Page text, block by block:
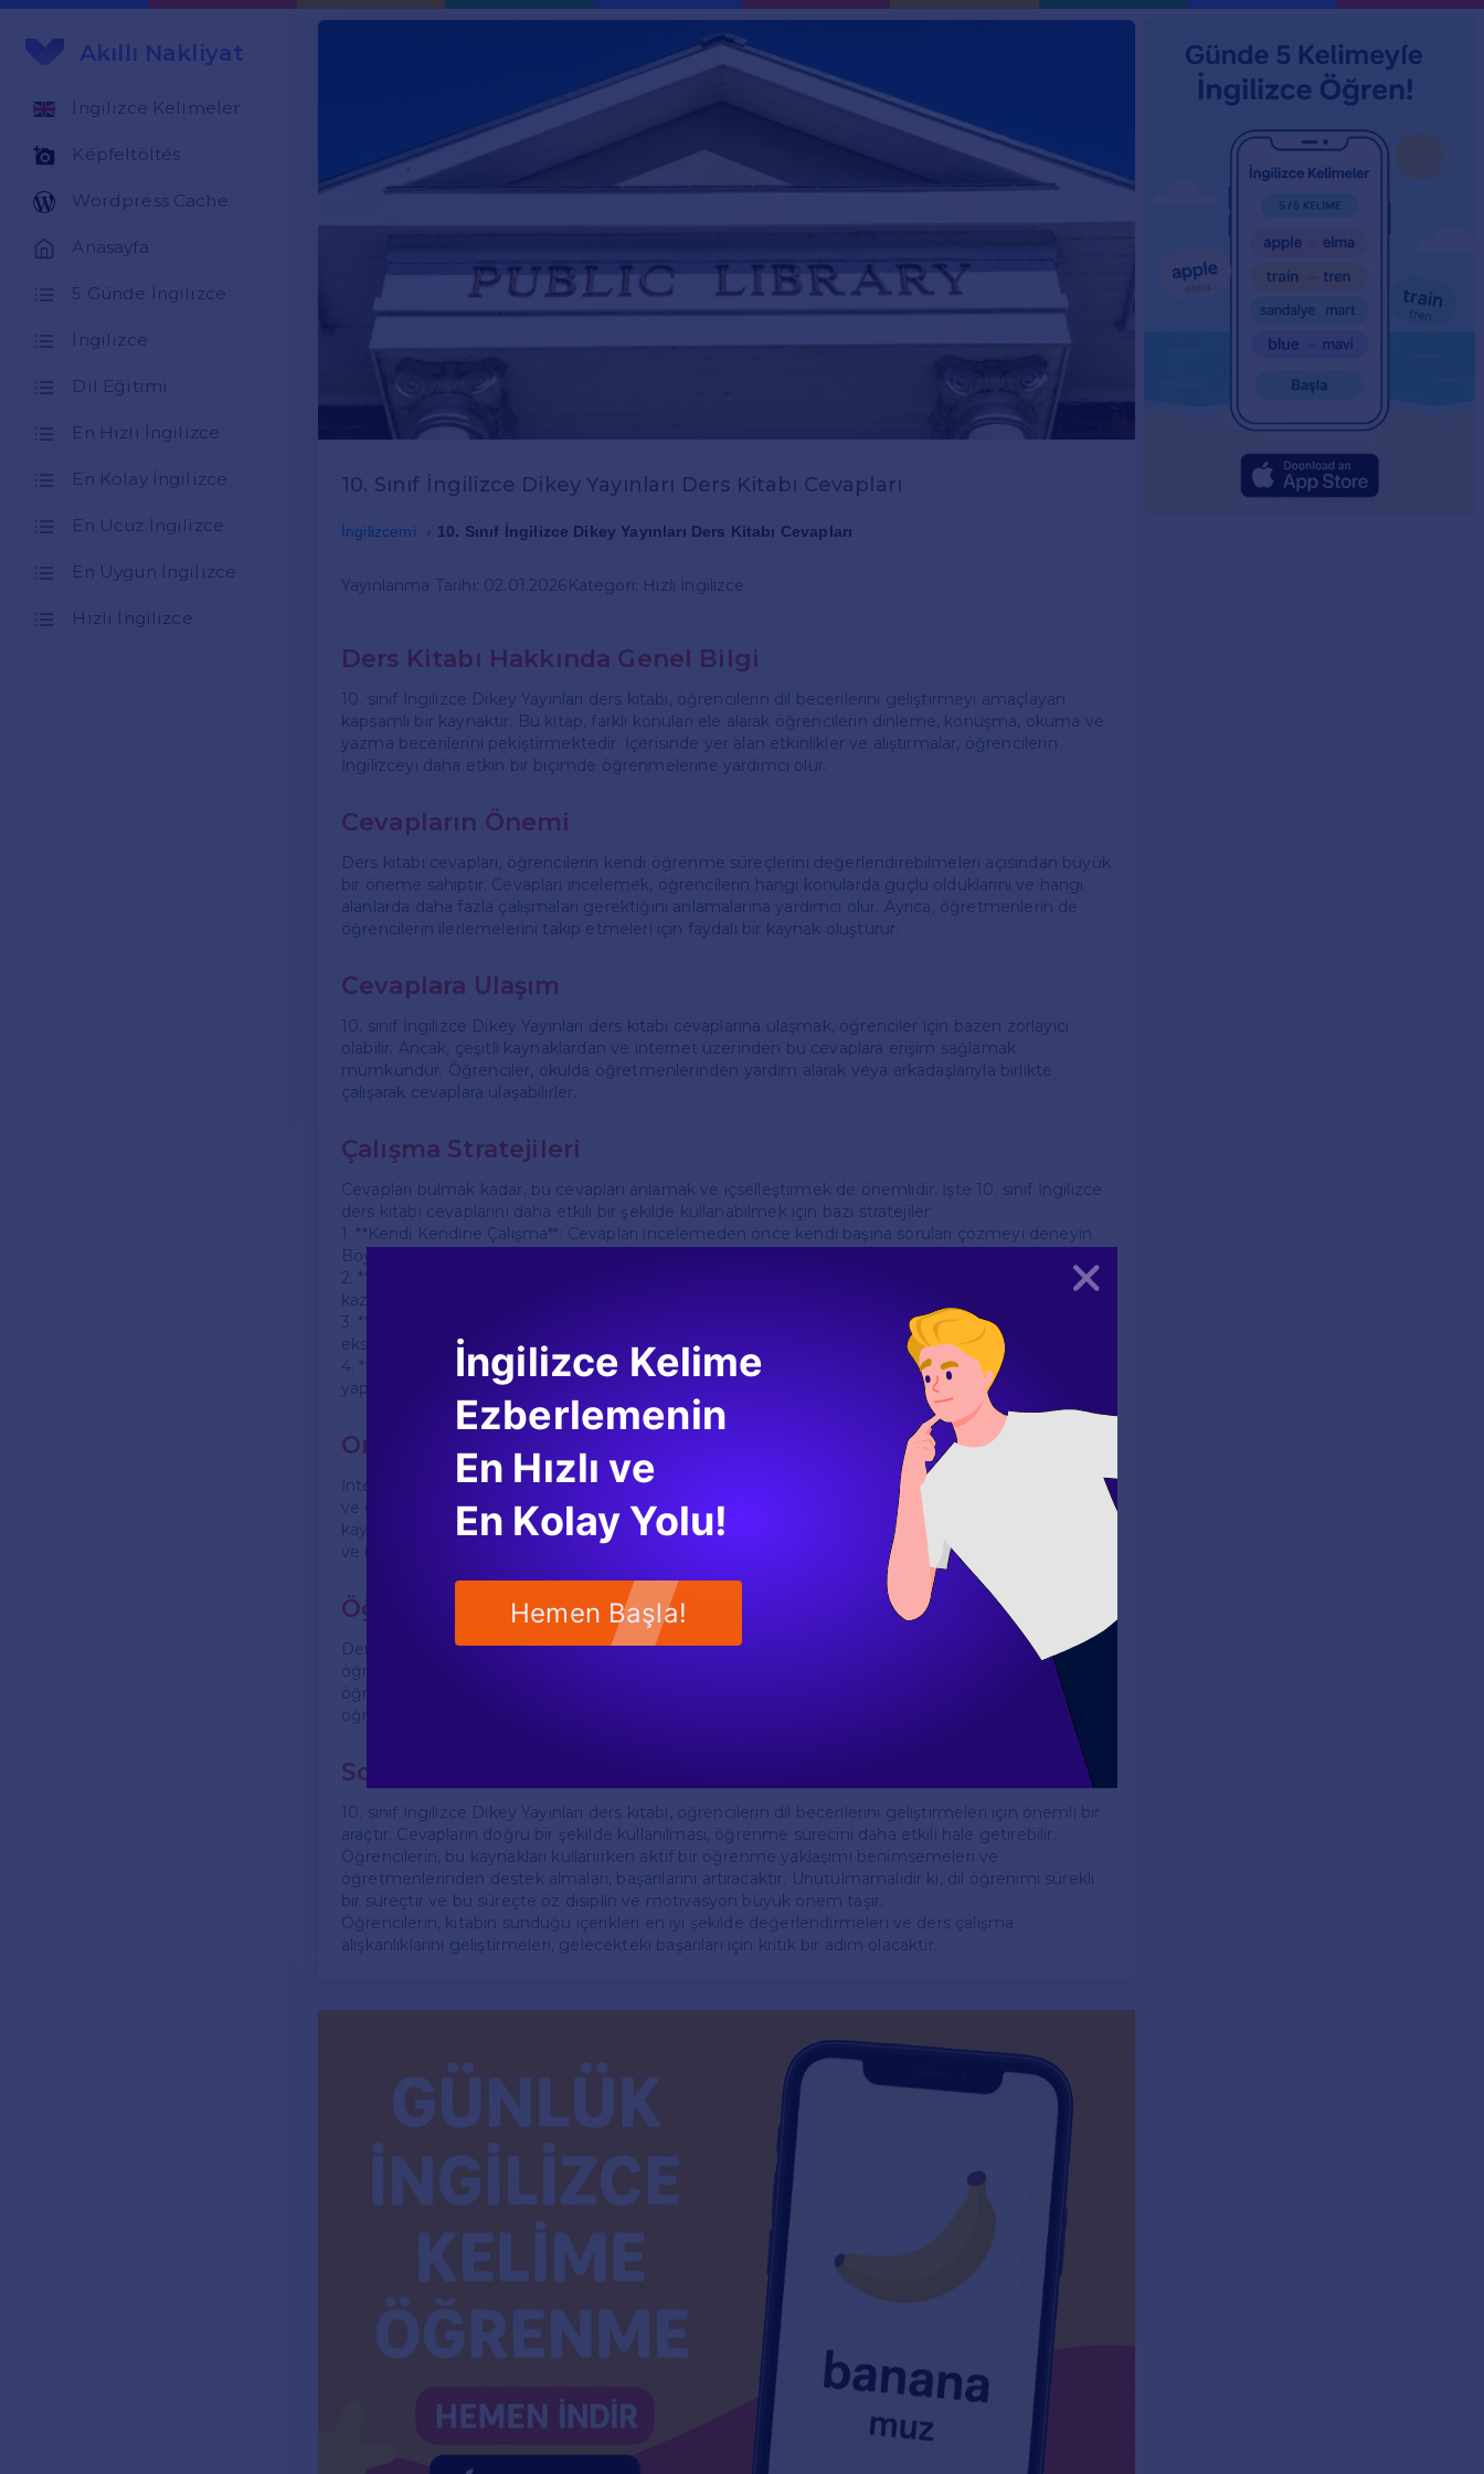
Akıllı Nakliyat
İngilizce Kelimeler
Képfeltöltés
Wordpress Cache
Anasayfa
5 Günde İngilizce
İngilizce
Dil Eğitimi
En Hızlı İngilizce
En Kolay İngilizce
En Ucuz İngilizce
En Uygun İngilizce
Hızlı İngilizce
10. Sınıf İngilizce Dikey Yayınları Ders Kitabı Cevapları
İngilizcemi 10. Sınıf İngilizce Dikey Yayınları Ders Kitabı Cevapları
Yayınlanma Tarihi: 02.01.2026 Kategori: Hızlı İngilizce
Ders Kitabı Hakkında Genel Bilgi
10. sınıf İngilizce Dikey Yayınları ders kitabı, öğrencilerin dil becerilerini geliştirmeyi amaçlayan
kapsamlı bir kaynaktır. Bu kitap, farklı konuları ele alarak öğrencilerin dinleme, konuşma, okuma ve
yazma becerilerini pekiştirmektedir. İçerisinde yer alan etkinlikler ve alıştırmalar, öğrencilerin
İngilizceyi daha etkin bir biçimde öğrenmelerine yardımcı olur.
Cevapların Önemi
Ders kitabı cevapları, öğrencilerin kendi öğrenme süreçlerini değerlendirebilmeleri açısından büyük
bir öneme sahiptir. Cevapları incelemek, öğrencilerin hangi konularda güçlü olduklarını ve hangi
alanlarda daha fazla çalışmaları gerektiğini anlamalarına yardımcı olur. Ayrıca, öğretmenlerin de
öğrencilerin ilerlemelerini takip etmeleri için faydalı bir kaynak oluşturur.
Cevaplara Ulaşım
10. sınıf İngilizce Dikey Yayınları ders kitabı cevaplarına ulaşmak, öğrenciler için bazen zorlayıcı
olabilir. Ancak, çeşitli kaynaklardan ve internet üzerinden bu cevaplara erişim sağlamak
mümkündür. Öğrenciler, okulda öğretmenlerinden yardım alarak veya arkadaşlarıyla birlikte
çalışarak cevaplara ulaşabilirler.
Çalışma Stratejileri
Cevapları bulmak kadar, bu cevapları anlamak ve içselleştirmek de önemlidir. İşte 10. sınıf İngilizce
ders kitabı cevaplarını daha etkili bir şekilde kullanabilmek için bazı stratejiler:
1. **Kendi Kendine Çalışma**: Cevapları incelemeden önce kendi başına soruları çözmeyi deneyin.
Böylece hangi konularda eksik olduğunuzu daha iyi anlayabilirsiniz.
2. **Arkadaşlarla Çalışma**: Cevapları arkadaşlarınızla birlikte inceleyerek, farklı bakış açıları
kazanabilir ve konuları daha iyi pekiştirebilirsiniz.
3. **Ders Notları ile Karşılaştırma**: Cevaplarınızı, ders sırasında aldığınız notlarla karşılaştırarak
eksiklerinizi tamamlayabilirsiniz.
4. **Etkinlikleri Tekrar Yapma**: Cevapları öğrendikten sonra, ders kitabındaki etkinlikleri tekrar
yaparak bilgilerinizi pekiştirebilirsiniz.
Online Kaynaklar ve Forumlar
İnternet, ders kitabı cevaplarına ulaşmak için oldukça zengin bir kaynaktır. Birçok eğitim platformu
ve öğrenci forumu, 10. sınıf İngilizce Dikey Yayınları ders kitabı cevaplarını paylaşmaktadır. Bu
kaynaklar sayesinde, öğrenciler yalnızca cevapları bulmakla kalmaz, aynı zamanda ek açıklamalar
ve ipuçları da elde edebilirler.
Öğretmen Desteği
Ders kitabı cevapları konusunda en iyi rehberlik, öğretmenlerden alınabilir. Öğretmenler,
öğrencilerin hangi konularda zorlandıklarını gözlemleyerek, onlara özel destek sağlayabilirler. Ayrıca
öğretmenler, cevapların nasıl analiz edileceği ve nasıl daha iyi öğrenileceği konusunda da
öğrencileri yönlendirebilir.
Sonuç
10. sınıf İngilizce Dikey Yayınları ders kitabı, öğrencilerin dil becerilerini geliştirmeleri için önemli bir
araçtır. Cevapların doğru bir şekilde kullanılması, öğrenme sürecini daha etkili hale getirebilir.
Öğrencilerin, bu kaynakları kullanırken aktif bir öğrenme yaklaşımı benimsemeleri ve
öğretmenlerinden destek almaları, başarılarını artıracaktır. Unutulmamalıdır ki, dil öğrenimi sürekli
bir süreçtir ve bu süreçte öz disiplin ve motivasyon büyük önem taşır.
Öğrencilerin, kitabın sunduğu içerikleri en iyi şekilde değerlendirmeleri ve ders çalışma
alışkanlıklarını geliştirmeleri, gelecekteki başarıları için kritik bir adım olacaktır.
Kapat
İngilizce Kelime
Ezberlemenin
En Hızlı ve
En Kolay Yolu!
Hemen Başla!